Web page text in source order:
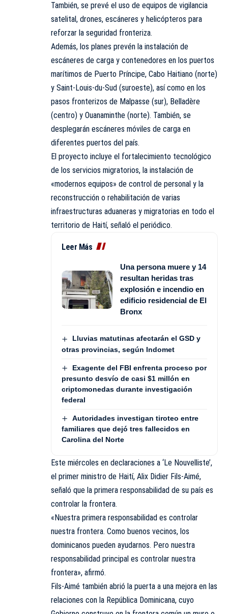
También, se prevé el uso de equipos de vigilancia
satelital, drones, escáneres y helicópteros para
reforzar la seguridad fronteriza.
Además, los planes prevén la instalación de
escáneres de carga y contenedores en los puertos
marítimos de Puerto Príncipe, Cabo Haitiano (norte)
y Saint-Louis-du-Sud (suroeste), así como en los
pasos fronterizos de Malpasse (sur), Belladère
(centro) y Ouanaminthe (norte). También, se
desplegarán escáneres móviles de carga en
diferentes puertos del país.
El proyecto incluye el fortalecimiento tecnológico
de los servicios migratorios, la instalación de
«modernos equipos» de control de personal y la
reconstrucción o rehabilitación de varias
infraestructuras aduaneras y migratorias en todo el
territorio de Haití, señaló el periódico.
Leer Más
Una persona muere y 14
resultan heridas tras
explosión e incendio en
edificio residencial de El
Bronx
Lluvias matutinas afectarán el GSD y
otras provincias, según Indomet
Exagente del FBI enfrenta proceso por
presunto desvío de casi $1 millón en
criptomonedas durante investigación
federal
Autoridades investigan tiroteo entre
familiares que dejó tres fallecidos en
Carolina del Norte
Este miércoles en declaraciones a ‘Le Nouvelliste’,
el primer ministro de Haití, Alix Didier Fils-Aimé,
señaló que la primera responsabilidad de su país es
controlar la frontera.
«Nuestra primera responsabilidad es controlar
nuestra frontera. Como buenos vecinos, los
dominicanos pueden ayudarnos. Pero nuestra
responsabilidad principal es controlar nuestra
frontera», afirmó.
Fils-Aimé también abrió la puerta a una mejora en las
relaciones con la República Dominicana, cuyo